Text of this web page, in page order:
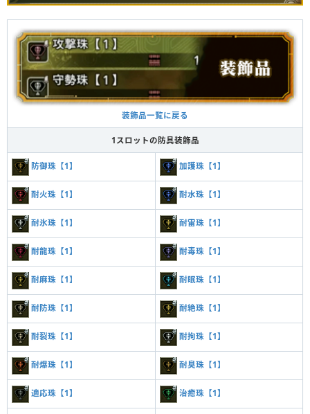
装飾品一覧に戻る
1スロットの防具装飾品
防御珠【1】 加護珠【1】
耐火珠【1】 耐水珠【1】
耐氷珠【1】 耐雷珠【1】
耐龍珠【1】 耐毒珠【1】
耐麻珠【1】 耐眠珠【1】
耐防珠【1】 耐絶珠【1】
耐裂珠【1】 耐拘珠【1】
耐爆珠【1】 耐臭珠【1】
適応珠【1】 治癒珠【1】